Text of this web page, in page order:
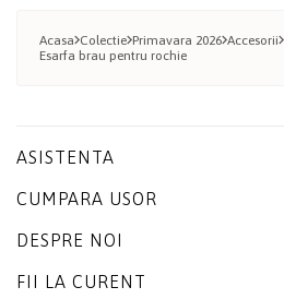
Acasa Colectie Primavara 2026 Accesorii
Esarfa brau pentru rochie
ASISTENTA
CUMPARA USOR
DESPRE NOI
FII LA CURENT